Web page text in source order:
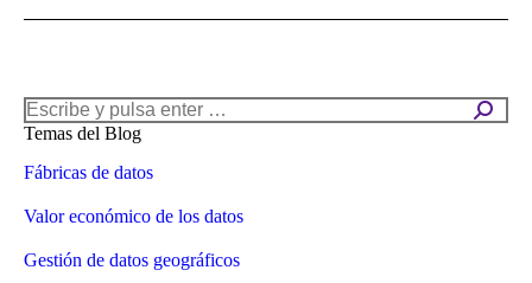
Buscar:
Temas del Blog
Fábricas de datos
Valor económico de los datos
Gestión de datos geográficos